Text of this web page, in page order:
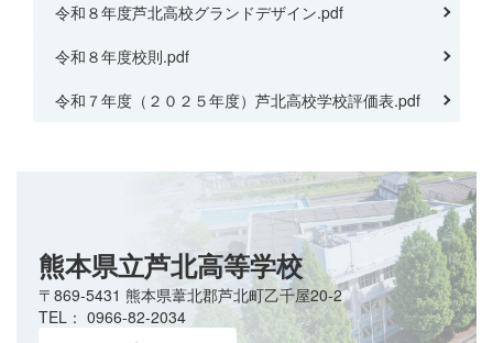
令和８年度芦北高校グランドデザイン.pdf
令和８年度校則.pdf
令和７年度（２０２５年度）芦北高校学校評価表.pdf
熊本県立芦北高等学校
〒869-5431 熊本県葦北郡芦北町乙千屋20-2
TEL： 0966-82-2034